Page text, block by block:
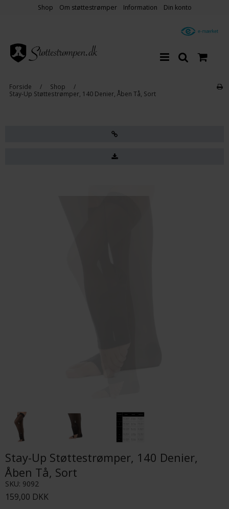
Shop Om støttestrømper Information Din konto
Forside / Shop
/
Stay-Up Støttestrømper, 140 Denier, Åben Tå, Sort
Stay-Up Støttestrømper, 140 Denier,
Åben Tå, Sort
SKU: 9092
159,00 DKK